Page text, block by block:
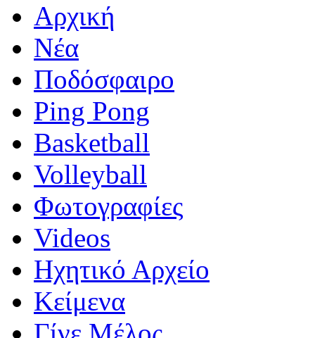
Αρχική
Νέα
Ποδόσφαιρο
Ping Pong
Basketball
Volleyball
Φωτογραφίες
Videos
Ηχητικό Αρχείο
Κείμενα